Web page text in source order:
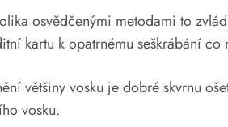
osvědčenými metodami to
kartu k opatrnému seškrábání co
většiny vosku je dobré skvrnu
vosku.